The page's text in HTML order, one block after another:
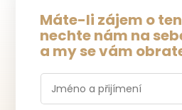
Máte-li zájem o
nechte nám na
a my se vám